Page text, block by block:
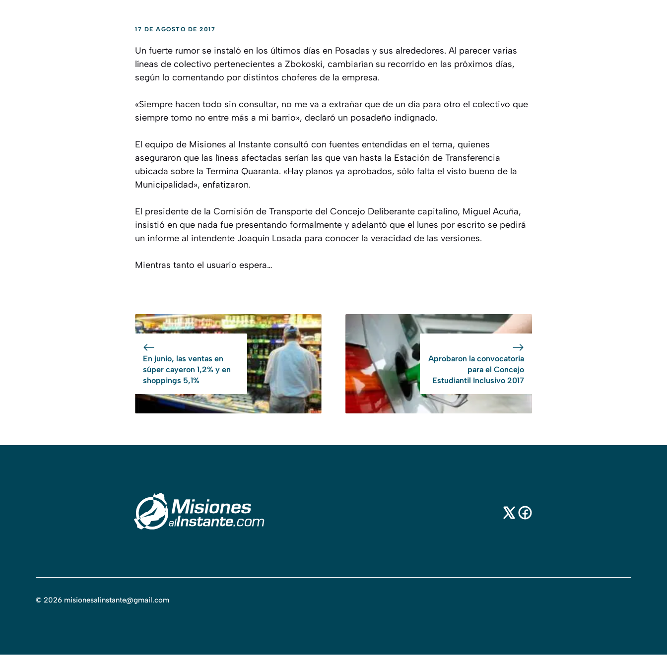
17 DE AGOSTO DE 2017
Un fuerte rumor se instaló en los últimos días en Posadas y sus alrededores. Al parecer varias
líneas de colectivo pertenecientes a Zbokoski, cambiarían su recorrido en las próximos días,
según lo comentando por distintos choferes de la empresa.
«Siempre hacen todo sin consultar, no me va a extrañar que de un día para otro el colectivo que
siempre tomo no entre más a mi barrio», declaró un posadeño indignado.
El equipo de Misiones al Instante consultó con fuentes entendidas en el tema, quienes
aseguraron que las líneas afectadas serían las que van hasta la Estación de Transferencia
ubicada sobre la Termina Quaranta. «Hay planos ya aprobados, sólo falta el visto bueno de la
Municipalidad», enfatizaron.
El presidente de la Comisión de Transporte del Concejo Deliberante capitalino, Miguel Acuña,
insistió en que nada fue presentando formalmente y adelantó que el lunes por escrito se pedirá
un informe al intendente Joaquín Losada para conocer la veracidad de las versiones.
Mientras tanto el usuario espera…
En junio, las ventas en
súper cayeron 1,2% y en
shoppings 5,1%
Aprobaron la convocatoria
para el Concejo
Estudiantil Inclusivo 2017
© 2026 misionesalinstante@gmail.com